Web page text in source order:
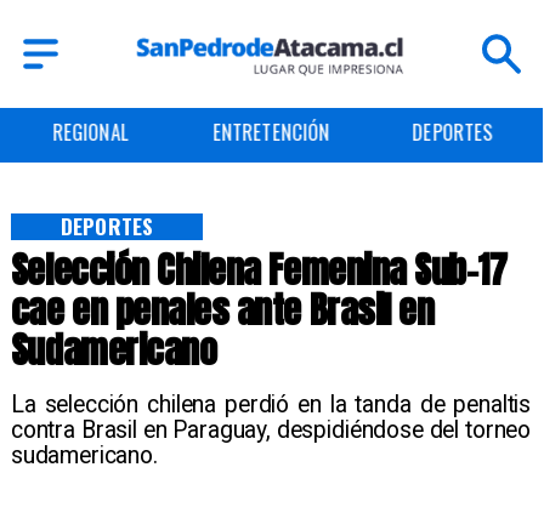
ENTRETENCIÓN DEPORTES CULTURA
Selección Chilena Femenina Sub-17
cae en penales ante Brasil en
Sudamericano
La selección chilena perdió en la tanda de penaltis
contra Brasil en Paraguay, despidiéndose del torneo
sudamericano.
DEPORTES